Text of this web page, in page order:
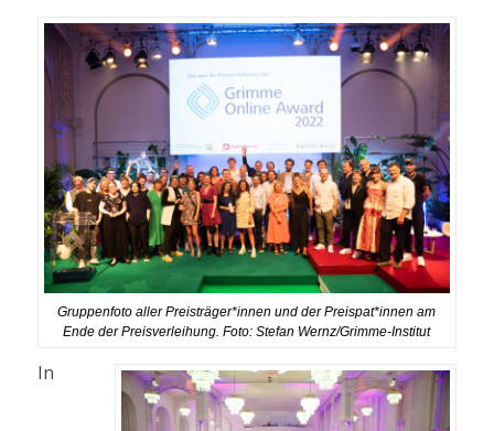
Gruppenfoto aller Preisträger*innen und der Preispat*innen am
Ende der Preisverleihung. Foto: Stefan Wernz/Grimme-Institut
In